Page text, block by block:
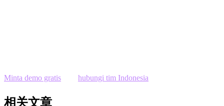
Minta demo gratis hubungi tim Indonesia
相关文章